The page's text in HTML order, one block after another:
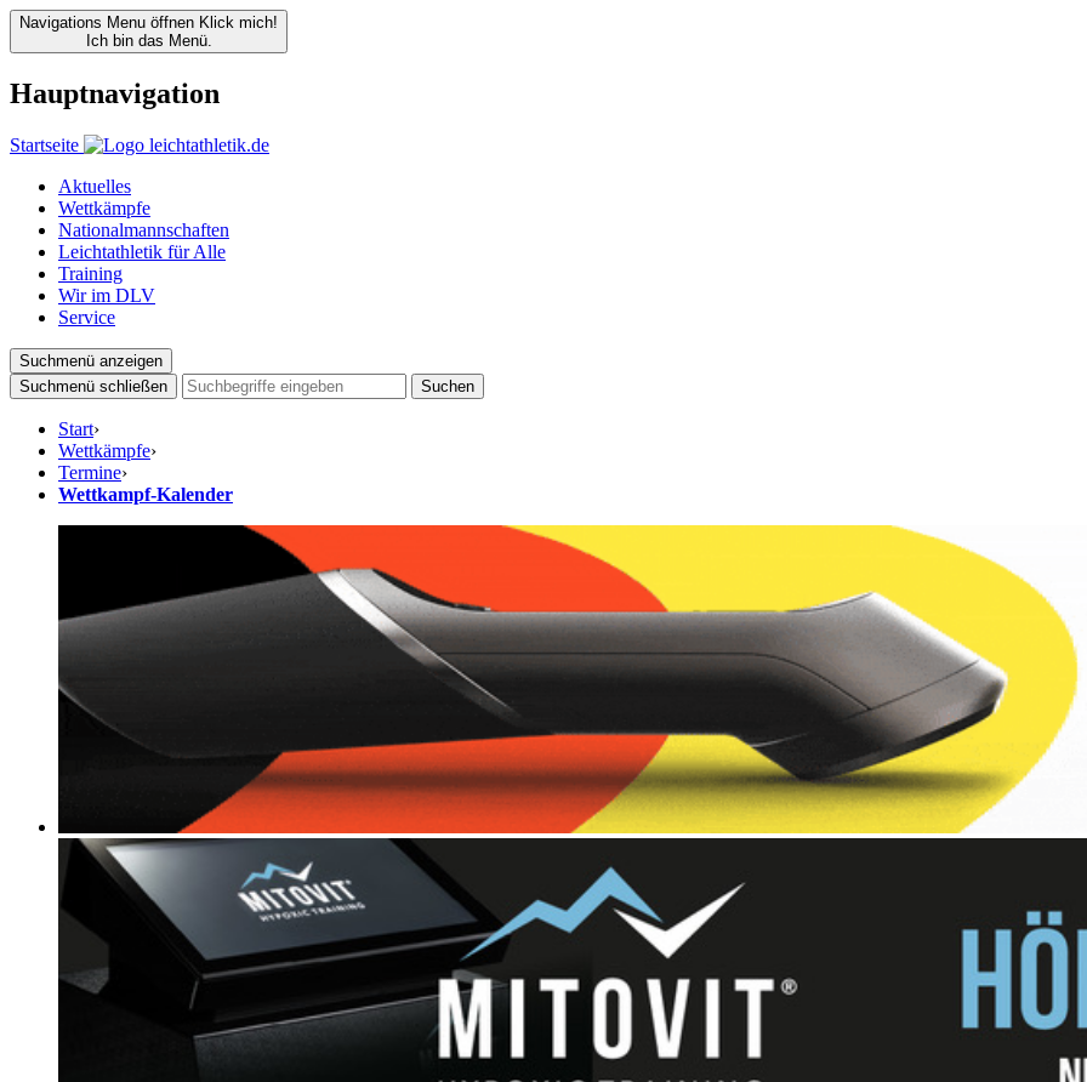
Navigations Menu öffnen Klick mich!
Ich bin das Menü.
Hauptnavigation
Startseite
Aktuelles
Wettkämpfe
Nationalmannschaften
Leichtathletik für Alle
Training
Wir im DLV
Service
Suchmenü anzeigen
Suchmenü schließen
Suchen
Start›
Wettkämpfe›
Termine›
Wettkampf-Kalender